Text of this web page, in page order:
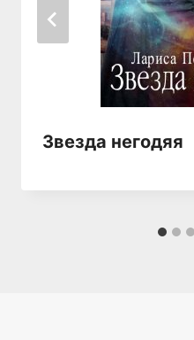
Звезда негодяя